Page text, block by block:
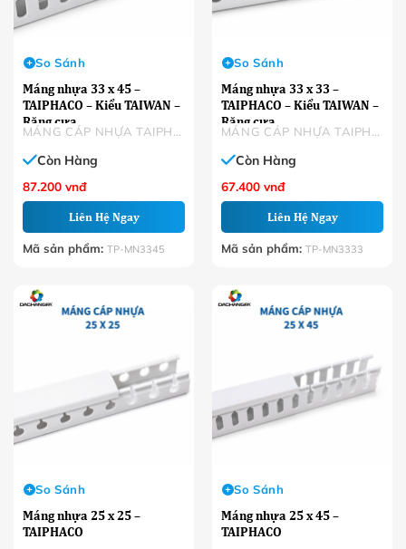
MÁNG CÁP NHỰA TAIPHACO
Máng nhựa 33 x 45 –
TAIPHACO – Kiểu TAIWAN –
Răng cưa
So Sánh
Còn Hàng
87.200 vnđ
Liên Hệ Ngay
Mã sản phẩm: TP-MN3345
MÁNG CÁP NHỰA TAIPHACO
Máng nhựa 33 x 33 –
TAIPHACO – Kiểu TAIWAN –
Răng cưa
So Sánh
Còn Hàng
67.400 vnđ
Liên Hệ Ngay
Mã sản phẩm: TP-MN3333
Máng nhựa 25 x 25 –
TAIPHACO
So Sánh
Máng nhựa 25 x 45 –
TAIPHACO
So Sánh